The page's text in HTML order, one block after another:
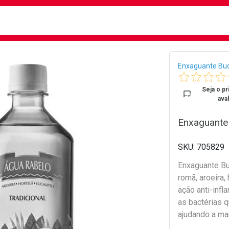
Enxaguante
Seja o
705829
Enxaguante
romã,
ação anti-
as bactérias
ajudando a